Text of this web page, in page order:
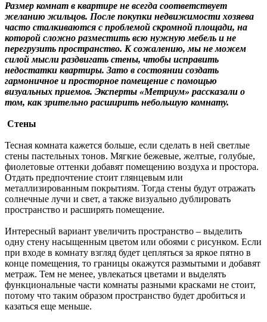
Размер комнат в квартире не всегда соответствует
желанию жильцов. После покупки недвижимости хозяева
часто сталкиваются с проблемой скромной площади, на
которой сложно разместить всю нужную мебель и не
перегрузить пространство. К сожалению, мы не можем
силой мысли раздвигать стены, чтобы исправить
недостатки квартиры. Зато в состоянии создать
гармоничное и просторное помещение с помощью
визуальных приемов. Эксперты «Метриум» рассказали о
том, как зрительно расширить небольшую комнату.
Стены
Тесная комната кажется больше, если сделать в ней светлые
стены пастельных тонов. Мягкие бежевые, желтые, голубые,
фиолетовые оттенки добавят помещению воздуха и простора.
Отдать предпочтение стоит глянцевым или
металлизированным покрытиям. Тогда стены будут отражать
солнечные лучи и свет, а также визуально дублировать
пространство и расширять помещение.
Интересный вариант увеличить пространство – выделить
одну стену насыщенным цветом или обоями с рисунком. Если
при входе в комнату взгляд будет цепляться за яркое пятно в
конце помещения, то границы окажутся размытыми и добавят
метраж. Тем не менее, увлекаться цветами и выделять
функциональные части комнаты разными красками не стоит,
потому что таким образом пространство будет дробиться и
казаться еще меньше.